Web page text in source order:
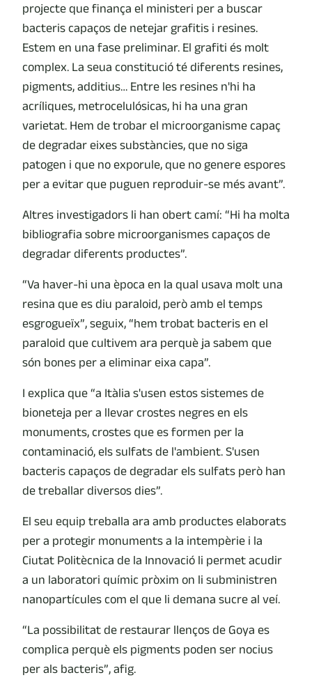
projecte que finança el ministeri per a buscar
bacteris capaços de netejar grafitis i resines.
Estem en una fase preliminar. El grafiti és molt
complex. La seua constitució té diferents resines,
pigments, additius… Entre les resines n'hi ha
acríliques, metrocelulósicas, hi ha una gran
varietat. Hem de trobar el microorganisme capaç
de degradar eixes substàncies, que no siga
patogen i que no exporule, que no genere espores
per a evitar que puguen reproduir-se més avant”.
Altres investigadors li han obert camí: “Hi ha molta
bibliografia sobre microorganismes capaços de
degradar diferents productes”.
“Va haver-hi una època en la qual usava molt una
resina que es diu paraloid, però amb el temps
esgrogueïx”, seguix, “hem trobat bacteris en el
paraloid que cultivem ara perquè ja sabem que
són bones per a eliminar eixa capa”.
I explica que “a Itàlia s'usen estos sistemes de
bioneteja per a llevar crostes negres en els
monuments, crostes que es formen per la
contaminació, els sulfats de l'ambient. S'usen
bacteris capaços de degradar els sulfats però han
de treballar diversos dies”.
El seu equip treballa ara amb productes elaborats
per a protegir monuments a la intempèrie i la
Ciutat Politècnica de la Innovació li permet acudir
a un laboratori químic pròxim on li subministren
nanopartícules com el que li demana sucre al veí.
“La possibilitat de restaurar llenços de Goya es
complica perquè els pigments poden ser nocius
per als bacteris”, afig.